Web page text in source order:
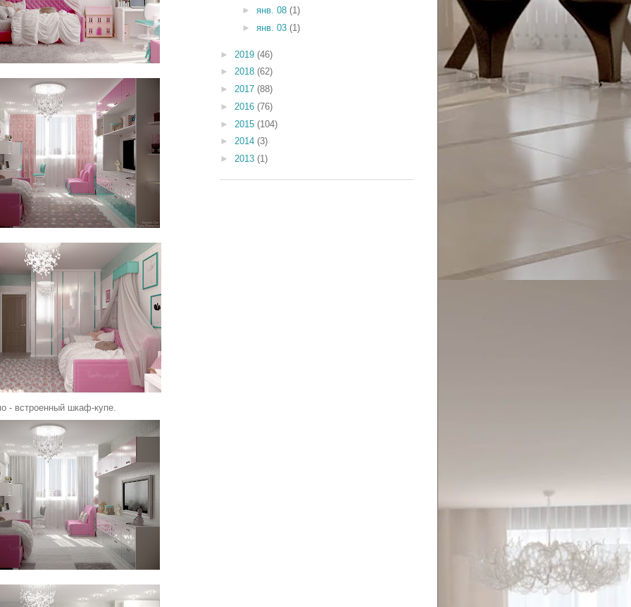
- встроенный шкаф-купе.
► янв. 08 (1)
► янв. 03 (1)
► 2019 (46)
► 2018 (62)
► 2017 (88)
► 2016 (76)
► 2015 (104)
► 2014 (3)
► 2013 (1)